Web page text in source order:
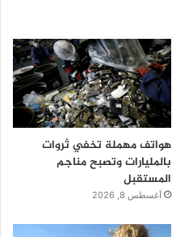
هواتف مهملة تخفي ثروات
بالمليارات وتصبح مناجم
المستقبل
أغسطس 8, 2026